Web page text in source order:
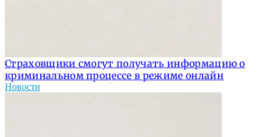
Страховщики смогут получать информацию о
криминальном процессе в режиме онлайн
Новости